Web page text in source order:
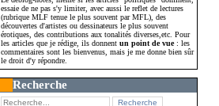
essaie de ne pas s'y limiter, avec aussi le reflet de lectures
(rubrique MLF tenue le plus souvent par MFL), des
découvertes d'artistes ou dessinateurs le plus souvent
érotiques, des contributions aux tonalités diverses,etc. Pour
les articles que je rédige, ils donnentun point de vue: les
commentaires sont les bienvenus, mais je me donne bien sûr
le droit d'y répondre.
Recherche